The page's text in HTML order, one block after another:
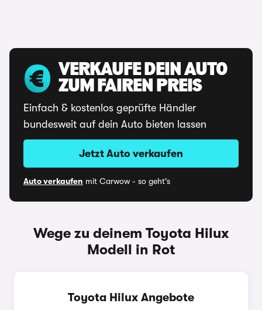
VERKAUFE DEIN AUTO
ZUM FAIREN PREIS
Einfach & kostenlos geprüfte Händler
bundesweit auf dein Auto bieten lassen
Jetzt Auto verkaufen
Auto verkaufen mit Carwow - so geht's
Wege zu deinem Toyota Hilux
Modell in Rot
Toyota Hilux Angebote